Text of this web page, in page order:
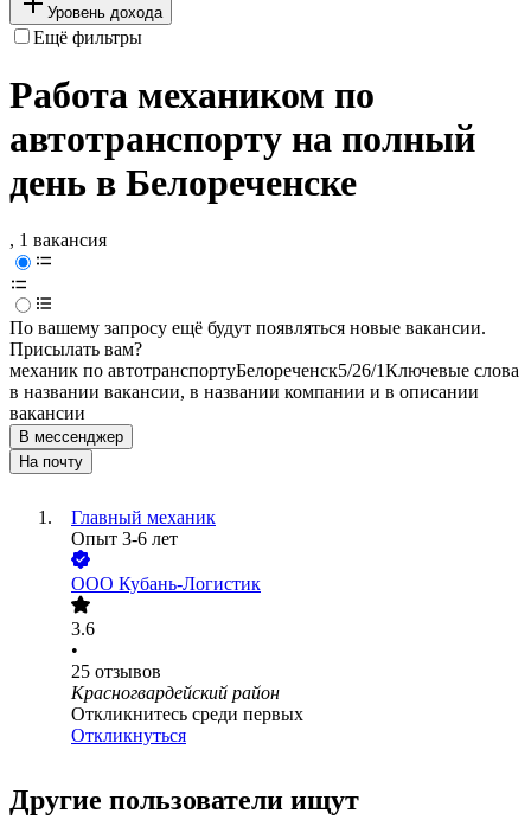
Уровень дохода
Ещё фильтры
Работа механиком по
автотранспорту на полный
день в Белореченске
, 1 вакансия
По вашему запросу ещё будут появляться новые вакансии.
Присылать вам?
механик по автотранспортуБелореченск5/26/1Ключевые слова
в названии вакансии, в названии компании и в описании
вакансии
В мессенджер
На почту
Главный механик
Опыт 3-6 лет
ООО Кубань-Логистик
3.6
•
25 отзывов
Красногвардейский район
Откликнитесь среди первых
Откликнуться
Другие пользователи ищут